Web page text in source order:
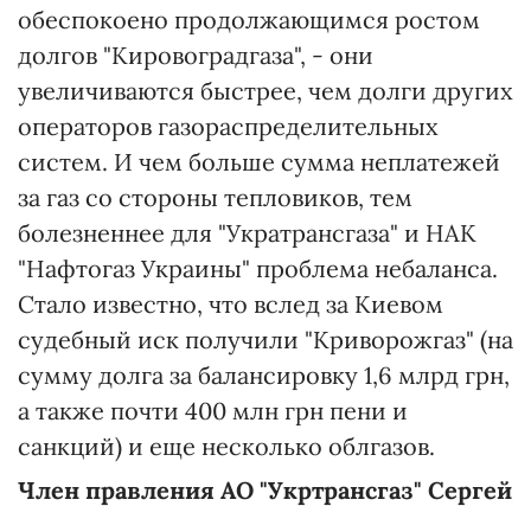
обеспокоено продолжающимся ростом
долгов "Кировоградгаза", - они
увеличиваются быстрее, чем долги других
операторов газораспределительных
систем. И чем больше сумма неплатежей
за газ со стороны тепловиков, тем
болезненнее для "Укратрансгаза" и НАК
"Нафтогаз Украины" проблема небаланса.
Стало известно, что вслед за Киевом
судебный иск получили "Криворожгаз" (на
сумму долга за балансировку 1,6 млрд грн,
а также почти 400 млн грн пени и
санкций) и еще несколько облгазов.
Член правления АО "Укртрансгаз" Сергей